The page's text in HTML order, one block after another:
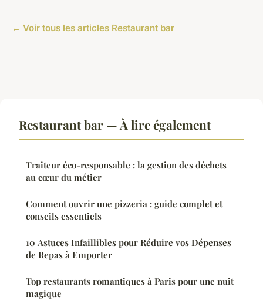
← Voir tous les articles Restaurant bar
Restaurant bar — À lire également
Traiteur éco-responsable : la gestion des déchets
au cœur du métier
Comment ouvrir une pizzeria : guide complet et
conseils essentiels
10 Astuces Infaillibles pour Réduire vos Dépenses
de Repas à Emporter
Top restaurants romantiques à Paris pour une nuit
magique